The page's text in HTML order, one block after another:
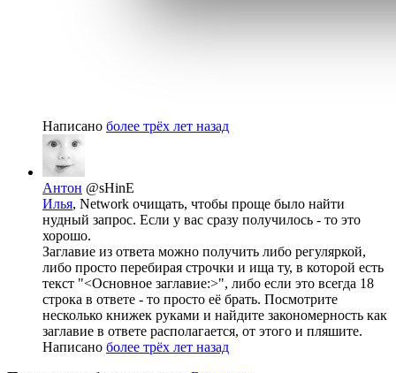
Написано более трёх лет назад
Антон @sHinE
Илья, Network очищать, чтобы проще было найти
нудный запрос. Если у вас сразу получилось - то это
хорошо.
Заглавие из ответа можно получить либо регуляркой,
либо просто перебирая строчки и ища ту, в которой есть
текст "<Основное заглавие:>", либо если это всегда 18
строка в ответе - то просто её брать. Посмотрите
несколько книжек руками и найдите закономерность как
заглавие в ответе располагается, от этого и пляшите.
Написано более трёх лет назад